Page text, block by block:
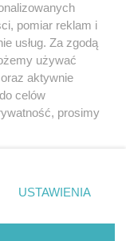
z portali
sięz nami
pomiar reklam i
usług. Za zgodą
używać
aktywnie
celów
prosimy
rogu strony
nie wymagają
się
USTAWIENIA